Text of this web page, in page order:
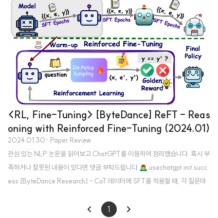
<RL, Fine-Tuning> [ByteDance] ReFT - Reas
oning with Reinforced Fine-Tuning (2024.01)
2024.01.30 · Paper Review
관심 있는 NLP 논문을 읽어보고 ChatGPT를 이용하여 정리했습니다. 혹시 부
족하거나 잘못된 내용이 있다면 댓글 부탁드립니다 🙇‍♂️ usechatgpt init succ
ess [ByteDance Research] - CoT 데이터에 SFT를 적용할 때, 각 질문마
푸는 세 개의 벤치마크(GSM8K, MathQA, SVAMP)를 통해 뛰어난 gener
1